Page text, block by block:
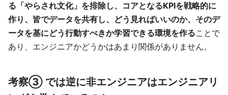
る「やらされ文化」を排除し、コアとなるKPIを戦略的に
作り、皆でデータを共有し、どう見ればいいのか、そのデ
ータを基にどう行動すべきか学習できる環境を作ることで
あり、エンジニアかどうかはあまり関係がありません。
考察③ では逆に非エンジニアはエンジニアリ